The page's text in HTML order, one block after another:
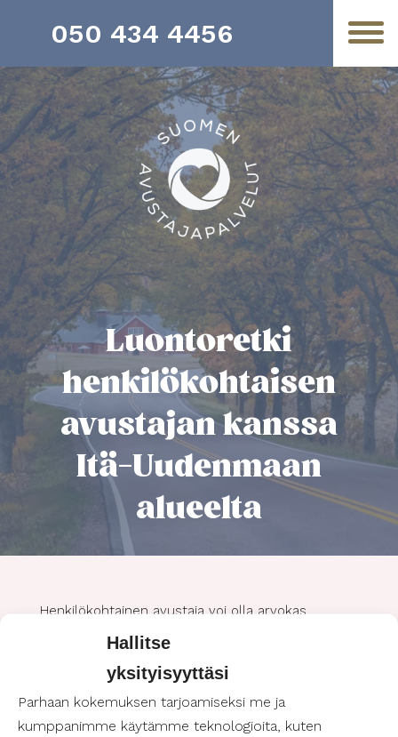
Hallitse
yksityisyyttäsi
Parhaan kokemuksen tarjoamiseksi me ja
kumppanimme käytämme teknologioita, kuten
050 434 4456
Luontoretki
henkilökohtaisen
avustajan kanssa
Itä-Uudenmaan
alueelta
Henkilökohtainen avustaja voi olla arvokas
kumppani luontoretkeilijälle, joka arvostaa
Suomen Avustajapalvelut tarjoaa mahdollisuuden
ottaa henkilökohtainen avustaja mukaan retkille,
jolloin luonnosta nauttiminen on mahdollista